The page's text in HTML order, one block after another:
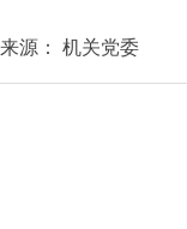
来源： 机关党委